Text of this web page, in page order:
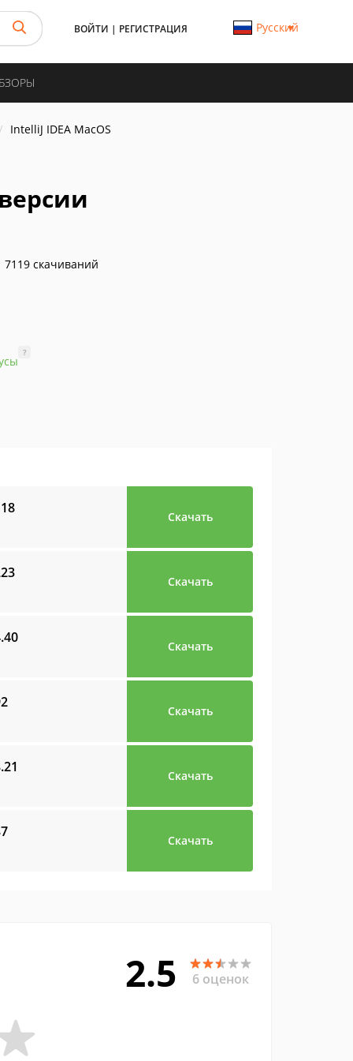
ВОЙТИ | РЕГИСТРАЦИЯ Русский
IntelliJ IDEA MacOS
7119 скачиваний
?
Скачать
Скачать
Скачать
Скачать
Скачать
Скачать
2.5 6 оценок